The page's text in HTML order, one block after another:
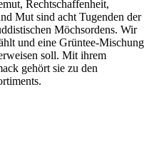
Rechtschaffenheit,
Mut sind acht Tugenden der
Möchsordens. Wir
und eine Grüntee-Mischung
soll. Mit ihrem
gehört sie zu den